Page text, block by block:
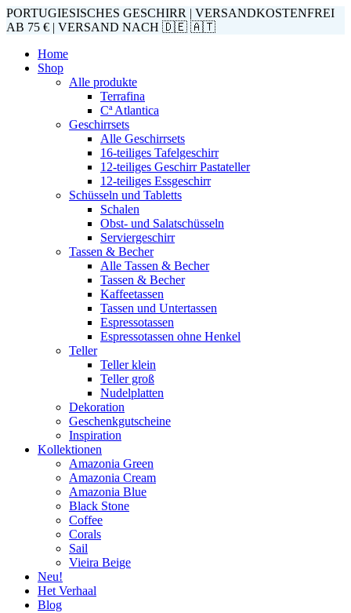
PORTUGIESISCHES GESCHIRR | VERSANDKOSTENFREI
AB 75 € | VERSAND NACH 🇩🇪 🇦🇹
Home
Shop
Alle produkte
Terrafina
Cª Atlantica
Geschirrsets
Alle Geschirrsets
16-teiliges Tafelgeschirr
12-teiliges Geschirr Pastateller
12-teiliges Essgeschirr
Schüsseln und Tabletts
Schalen
Obst- und Salatschüsseln
Serviergeschirr
Tassen & Becher
Alle Tassen & Becher
Tassen & Becher
Kaffeetassen
Tassen und Untertassen
Espressotassen
Espressotassen ohne Henkel
Teller
Teller klein
Teller groß
Nudelplatten
Dekoration
Geschenkgutscheine
Inspiration
Kollektionen
Amazonia Green
Amazonia Cream
Amazonia Blue
Black Stone
Coffee
Corals
Sail
Vieira Beige
Neu!
Het Verhaal
Blog